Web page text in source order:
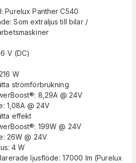
Purelux Panther C540
Som extraljus till bilar /
V (DC)
W
strömförbrukning
8,29A @ 24V
1,08A @ 24V
effekt
199W @ 24V
26W @ 24V
4 W
ljusflöde: 17000 lm (Purelux